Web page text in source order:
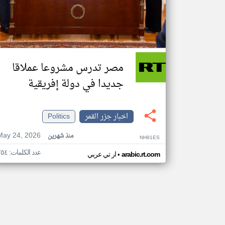
مصر تدرس مشروعا عملاقا
جديدا في دولة إفريقية
اخبار جزر القمر
Politics
24, 2026
منذ شهرين NH91ES
ار تي عربي• arabic.rt.com عدد الكلمات: ٢٥٤